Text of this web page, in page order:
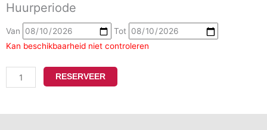
Huurperiode
Van
Tot
Kan beschikbaarheid niet controleren
Blackmagic
Regieset
HD2
aantal
RESERVEER